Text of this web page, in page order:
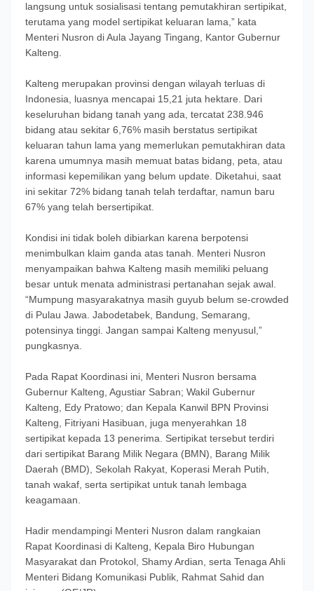
langsung untuk sosialisasi tentang pemutakhiran sertipikat,
terutama yang model sertipikat keluaran lama,” kata
Menteri Nusron di Aula Jayang Tingang, Kantor Gubernur
Kalteng.
Kalteng merupakan provinsi dengan wilayah terluas di
Indonesia, luasnya mencapai 15,21 juta hektare. Dari
keseluruhan bidang tanah yang ada, tercatat 238.946
bidang atau sekitar 6,76% masih berstatus sertipikat
keluaran tahun lama yang memerlukan pemutakhiran data
karena umumnya masih memuat batas bidang, peta, atau
informasi kepemilikan yang belum update. Diketahui, saat
ini sekitar 72% bidang tanah telah terdaftar, namun baru
67% yang telah bersertipikat.
Kondisi ini tidak boleh dibiarkan karena berpotensi
menimbulkan klaim ganda atas tanah. Menteri Nusron
menyampaikan bahwa Kalteng masih memiliki peluang
besar untuk menata administrasi pertanahan sejak awal.
“Mumpung masyarakatnya masih guyub belum se-crowded
di Pulau Jawa. Jabodetabek, Bandung, Semarang,
potensinya tinggi. Jangan sampai Kalteng menyusul,”
pungkasnya.
Pada Rapat Koordinasi ini, Menteri Nusron bersama
Gubernur Kalteng, Agustiar Sabran; Wakil Gubernur
Kalteng, Edy Pratowo; dan Kepala Kanwil BPN Provinsi
Kalteng, Fitriyani Hasibuan, juga menyerahkan 18
sertipikat kepada 13 penerima. Sertipikat tersebut terdiri
dari sertipikat Barang Milik Negara (BMN), Barang Milik
Daerah (BMD), Sekolah Rakyat, Koperasi Merah Putih,
tanah wakaf, serta sertipikat untuk tanah lembaga
keagamaan.
Hadir mendampingi Menteri Nusron dalam rangkaian
Rapat Koordinasi di Kalteng, Kepala Biro Hubungan
Masyarakat dan Protokol, Shamy Ardian, serta Tenaga Ahli
Menteri Bidang Komunikasi Publik, Rahmat Sahid dan